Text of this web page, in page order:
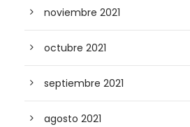
noviembre 2021
octubre 2021
septiembre 2021
agosto 2021